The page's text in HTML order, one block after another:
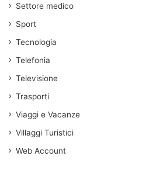
Settore medico
Sport
Tecnologia
Telefonia
Televisione
Trasporti
Viaggi e Vacanze
Villaggi Turistici
Web Account